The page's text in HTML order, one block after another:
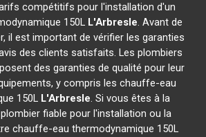
compétitifs pour l'installation d'un
150L L'Arbresle. Avant de
il est important de vérifier les garanties
des clients satisfaits. Les plombiers
des garanties de qualité pour leur
y compris les chauffe-eau
150L L'Arbresle. Si vous êtes à la
fiable pour l'installation ou la
chauffe-eau thermodynamique 150L